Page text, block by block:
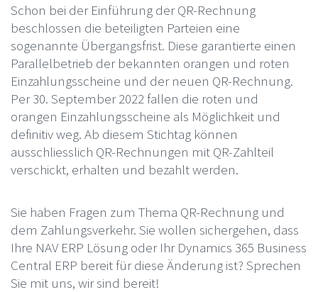
Schon bei der Einführung der QR-Rechnung
beschlossen die beteiligten Parteien eine
sogenannte Übergangsfrist. Diese garantierte einen
Parallelbetrieb der bekannten orangen und roten
Einzahlungsscheine und der neuen QR-Rechnung.
Per 30. September 2022 fallen die roten und
orangen Einzahlungsscheine als Möglichkeit und
definitiv weg. Ab diesem Stichtag können
ausschliesslich QR-Rechnungen mit QR-Zahlteil
verschickt, erhalten und bezahlt werden.
Sie haben Fragen zum Thema QR-Rechnung und
dem Zahlungsverkehr. Sie wollen sichergehen, dass
Ihre NAV ERP Lösung oder Ihr Dynamics 365 Business
Central ERP bereit für diese Änderung ist? Sprechen
Sie mit uns, wir sind bereit!